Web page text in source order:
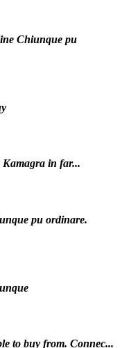
Chiunque pu
in far...
pu ordinare.
to buy from. Connec...